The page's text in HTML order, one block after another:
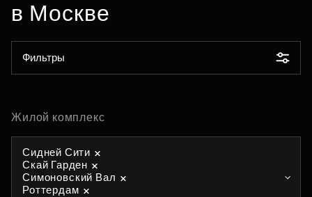
в Москве
Фильтры
Жилой комплекс
Сидней Сити
Скай Гарден
Симоновский Вал
Роттердам